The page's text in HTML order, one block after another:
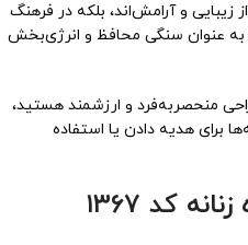
و آرامش‌اند، بلکه در فرهنگ
به عنوان سنگی محافظ و انرژی‌بخش
منحصربه‌فرد و ارزشمند هستید،
برای هدیه دادن یا استفاده
کد ۱۳۶۷